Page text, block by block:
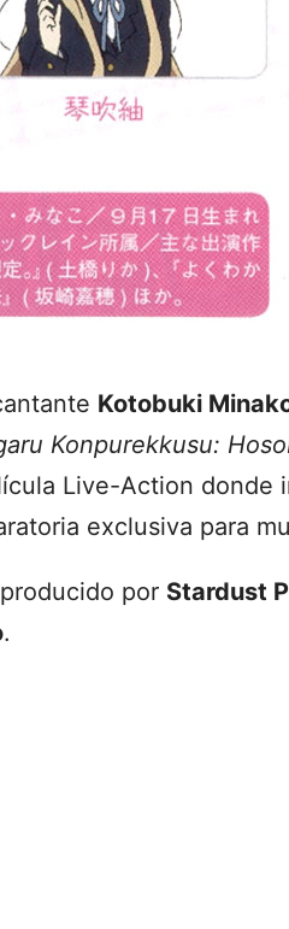
Kotobuki
Konpurekkusu:
Live-Action donde
exclusiva para
por Stardust
.